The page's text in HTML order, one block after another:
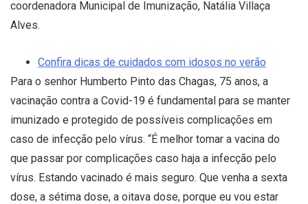
coordenadora Municipal de Imunização, Natália Villaça
Alves.
Confira dicas de cuidados com idosos no verão
Para o senhor Humberto Pinto das Chagas, 75 anos, a
vacinação contra a Covid-19 é fundamental para se manter
imunizado e protegido de possíveis complicações em
caso de infecção pelo vírus. “É melhor tomar a vacina do
que passar por complicações caso haja a infecção pelo
vírus. Estando vacinado é mais seguro. Que venha a sexta
dose, a sétima dose, a oitava dose, porque eu vou estar